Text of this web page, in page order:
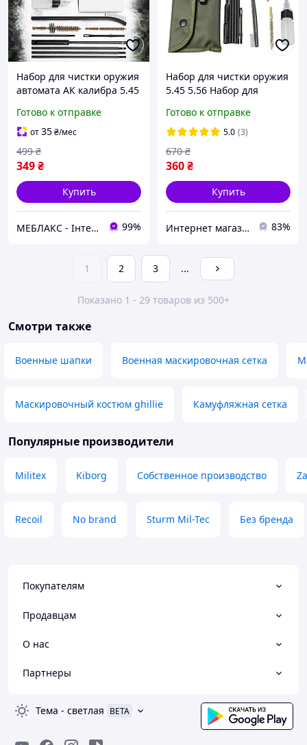
Набор для чистки оружия
автомата АК калибра 5.45
полевой универсальный
комплект
принадлежностей мил
тек
Готово к отправке
от35₴/мес
349₴
499 ₴
Купить
МЕБЛАКС - Інтернет- магазин меблів 99%
Набор для чистки оружия
5.45 5.56 Набор для
Готово к отправке
5.0 (3)
360₴
670 ₴
Купить
Интернет магазин " TrendyBox " 83%
1 2 3 ...
Показано 1 - 29 товаров из 500+
Смотри также
Военные шапки Военная маскировочная сетка
Маскировочный костюм ghillie Камуфляжная сетка
Популярные производители
Militex Kiborg Собственное производство
Recoil No brand Sturm Mil-Tec Без бренда
Покупателям
Продавцам
О нас
Партнеры
Тема - светлая BETA